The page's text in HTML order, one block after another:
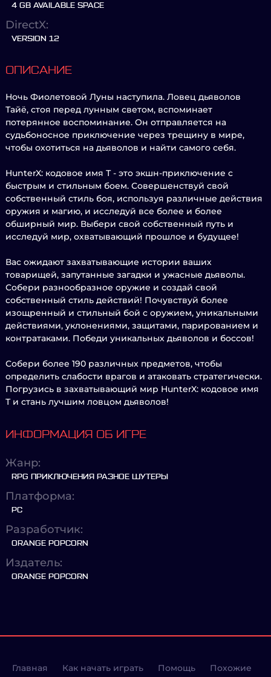
4 GB AVAILABLE SPACE
DirectX:
VERSION 12
ОПИСАНИЕ
Ночь Фиолетовой Луны наступила. Ловец дьяволов
Тайё, стоя перед лунным светом, вспоминает
потерянное воспоминание. Он отправляется на
судьбоносное приключение через трещину в мире,
чтобы охотиться на дьяволов и найти самого себя.
HunterX: кодовое имя Т - это экшн-приключение с
быстрым и стильным боем. Совершенствуй свой
собственный стиль боя, используя различные действия
оружия и магию, и исследуй все более и более
обширный мир. Выбери свой собственный путь и
исследуй мир, охватывающий прошлое и будущее!
Вас ожидают захватывающие истории ваших
товарищей, запутанные загадки и ужасные дьяволы.
Собери разнообразное оружие и создай свой
собственный стиль действий! Почувствуй более
изощренный и стильный бой с оружием, уникальными
действиями, уклонениями, защитами, парированием и
контратаками. Победи уникальных дьяволов и боссов!
Собери более 190 различных предметов, чтобы
определить слабости врагов и атаковать стратегически.
Погрузись в захватывающий мир HunterX: кодовое имя
Т и стань лучшим ловцом дьяволов!
ИНФОРМАЦИЯ ОБ ИГРЕ
Жанр:
RPG ПРИКЛЮЧЕНИЯ РАЗНОЕ ШУТЕРЫ
Платформа:
PC
Разработчик:
ORANGE POPCORN
Издатель:
ORANGE POPCORN
Главная Как начать играть Помощь Похожие